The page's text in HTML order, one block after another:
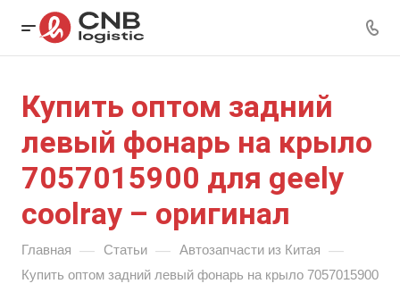
Купить оптом задний
левый фонарь на крыло
7057015900 для geely
coolray – оригинал
Главная — Статьи — Автозапчасти из Китая —
Купить оптом задний левый фонарь на крыло 7057015900